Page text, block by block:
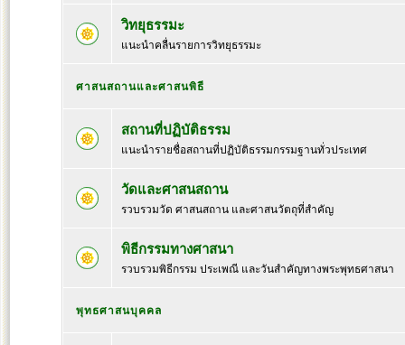
วิทยุธรรมะ
แนะนำคลื่นรายการวิทยุธรรมะ
ศาสนสถานและศาสนพิธี
สถานที่ปฏิบัติธรรม
แนะนำรายชื่อสถานที่ปฏิบัติธรรมกรรมฐานทั่วประเทศ
วัดและศาสนสถาน
รวบรวมวัด ศาสนสถาน และศาสนวัตถุที่สำคัญ
พิธีกรรมทางศาสนา
รวบรวมพิธีกรรม ประเพณี และวันสำคัญทางพระพุทธศาสนา
พุทธศาสนบุคคล